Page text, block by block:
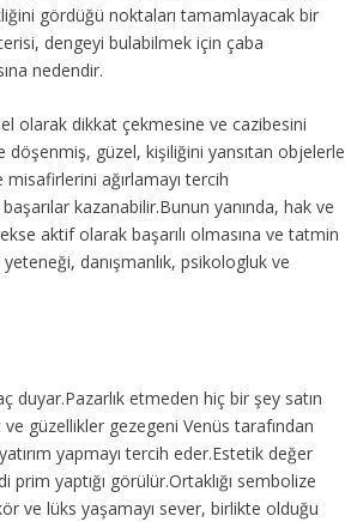
gördüğü noktaları tamamlayacak bir
dengeyi bulabilmek için çaba
nedendir.
olarak dikkat çekmesine ve cazibesini
döşenmiş, güzel, kişiliğini yansıtan objelerle
ağırlamayı tercih
kazanabilir.Bunun yanında, hak ve
aktif olarak başarılı olmasına ve tatmin
danışmanlık, psikologluk ve
etmeden hiç bir şey satın
güzellikler gezegeni Venüs tarafından
yapmayı tercih eder.Estetik değer
yaptığı görülür.Ortaklığı sembolize
ve lüks yaşamayı sever, birlikte olduğu